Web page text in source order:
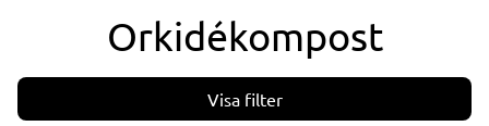
Orkidékompost
Filtrera